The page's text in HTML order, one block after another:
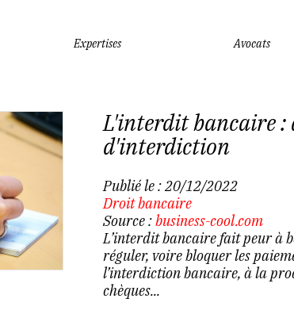
Expertises Avocats
L'interdit bancaire :
d'interdiction
Publié le :20/12/2022
Droit bancaire
Source :business-cool.com
L’interdit bancaire fait peur à
réguler, voire bloquer les
l’interdiction bancaire, à la
chèques...